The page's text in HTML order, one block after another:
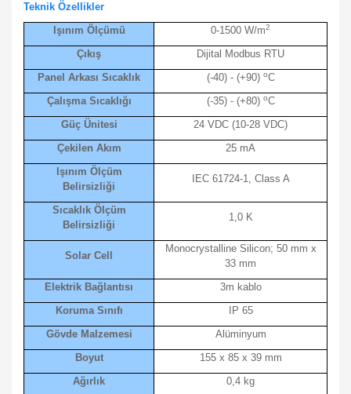
Teknik Özellikler
Işınım Ölçümü
0-1500 W/m2
Çıkış
Dijital Modbus RTU
Panel Arkası Sıcaklık
(-40) - (+90) oC
Çalışma Sıcaklığı
(-35) - (+80) oC
Güç Ünitesi
24 VDC (10-28 VDC)
Çekilen Akım
25 mA
Işınım Ölçüm
Belirsizliği
IEC 61724-1, Class A
Sıcaklık Ölçüm
Belirsizliği
1,0 K
Solar Cell
Monocrystalline Silicon; 50 mm x
33 mm
Elektrik Bağlantısı
3m kablo
Koruma Sınıfı
IP 65
Gövde Malzemesi
Alüminyum
Boyut
155 x 85 x 39 mm
Ağırlık
0,4 kg